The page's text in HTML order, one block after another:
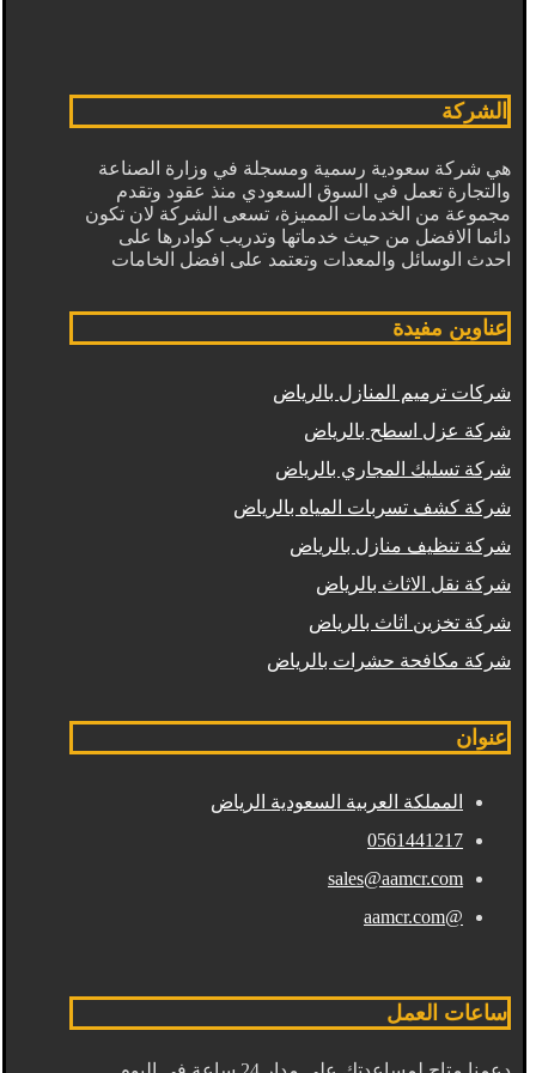
الشركة
هي شركة سعودية رسمية ومسجلة في وزارة الصناعة
والتجارة تعمل في السوق السعودي منذ عقود وتقدم
مجموعة من الخدمات المميزة، تسعى الشركة لان تكون
دائما الافضل من حيث خدماتها وتدريب كوادرها على
احدث الوسائل والمعدات وتعتمد على افضل الخامات
عناوين مفيدة
شركات ترميم المنازل بالرياض
شركة عزل اسطح بالرياض
شركة تسليك المجاري بالرياض
شركة كشف تسربات المياه بالرياض
شركة تنظيف منازل بالرياض
شركة نقل الاثاث بالرياض
شركة تخزين اثاث بالرياض
شركة مكافحة حشرات بالرياض
عنوان
المملكة العربية السعودية الرياض
0561441217
sales@aamcr.com
@aamcr.com
ساعات العمل